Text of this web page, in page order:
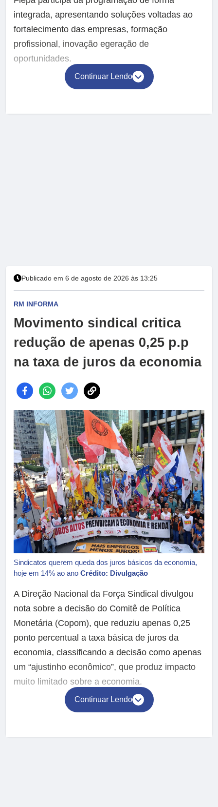
integrada, apresentando soluções voltadas ao
fortalecimento das empresas, formação
profissional, inovação egeração de
oportunidades.
Continuar Lendo
Publicado em 6 de agosto de 2026 às 13:25
RM INFORMA
Movimento sindical critica
redução de apenas 0,25 p.p
na taxa de juros da economia
Sindicatos querem queda dos juros básicos da economia,
hoje em 14% ao ano Crédito: Divulgação
A Direção Nacional da Força Sindical divulgou
nota sobre a decisão do Comitê de Política
Monetária (Copom), que reduziu apenas 0,25
ponto percentual a taxa básica de juros da
economia, classificando a decisão como apenas
um “ajustinho econômico”, que produz impacto
muito limitado sobre a economia.
Continuar Lendo